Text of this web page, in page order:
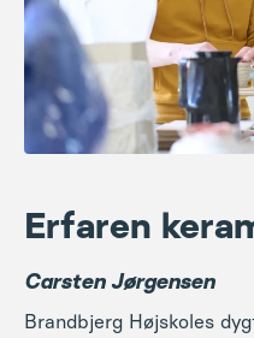
Erfaren
Carsten Jørgensen
Brandbjerg Højskoles